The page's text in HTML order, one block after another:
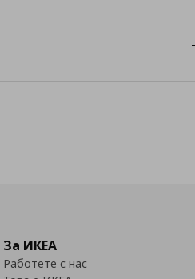
За ИКЕА
Работете с нас